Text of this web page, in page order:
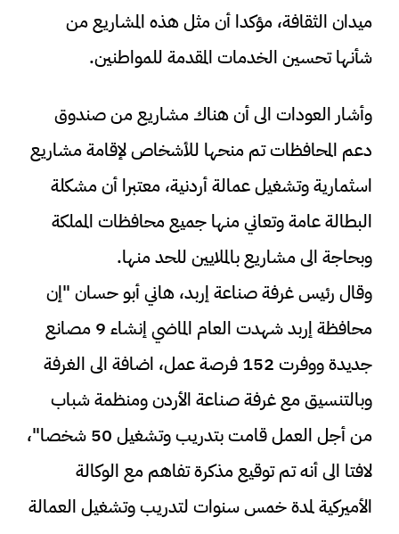
ميدان الثقافة، مؤكدا أن مثل هذه المشاريع من
شأنها تحسين الخدمات المقدمة للمواطنين.
وأشار العودات الى أن هناك مشاريع من صندوق
دعم المحافظات تم منحها للأشخاص لإقامة مشاريع
اسثمارية وتشغيل عمالة أردنية، معتبرا أن مشكلة
البطالة عامة وتعاني منها جميع محافظات المملكة
وبحاجة الى مشاريع بالملايين للحد منها.
وقال رئيس غرفة صناعة إربد، هاني أبو حسان "إن
محافظة إربد شهدت العام الماضي إنشاء 9 مصانع
جديدة ووفرت 152 فرصة عمل، اضافة الى الغرفة
وبالتنسيق مع غرفة صناعة الأردن ومنظمة شباب
من أجل العمل قامت بتدريب وتشغيل 50 شخصا"،
لافتا الى أنه تم توقيع مذكرة تفاهم مع الوكالة
الأميركية لمدة خمس سنوات لتدريب وتشغيل العمالة